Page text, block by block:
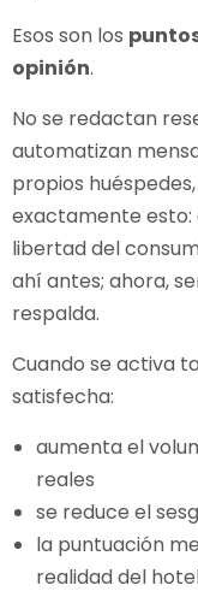
Esos son los
opinión.
No se redactan
automatizan
propios
exactamente esto:
libertad del
ahí antes; ahora,
respalda.
Cuando se activa
satisfecha:
aumenta el
reales
se reduce el
la puntuación
realidad del